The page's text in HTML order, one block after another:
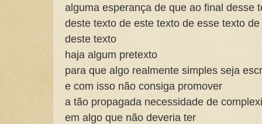
alguma esperança de que ao final desse
deste texto de este texto de esse texto de
deste texto
haja algum pretexto
para que algo realmente simples seja
e com isso não consiga promover
a tão propagada necessidade de
em algo que não deveria ter